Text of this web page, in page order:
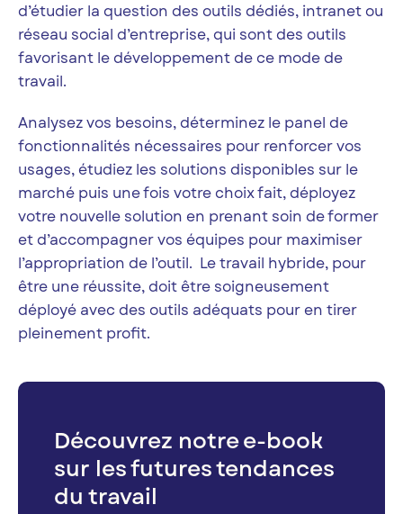
d’étudier la question des outils dédiés, intranet ou
réseau social d’entreprise, qui sont des outils
favorisant le développement de ce mode de
travail.
Analysez vos besoins, déterminez le panel de
fonctionnalités nécessaires pour renforcer vos
usages, étudiez les solutions disponibles sur le
marché puis une fois votre choix fait, déployez
votre nouvelle solution en prenant soin de former
et d’accompagner vos équipes pour maximiser
l’appropriation de l’outil. Le travail hybride, pour
être une réussite, doit être soigneusement
déployé avec des outils adéquats pour en tirer
pleinement profit.
Découvrez notre e-book
sur les futures tendances
du travail